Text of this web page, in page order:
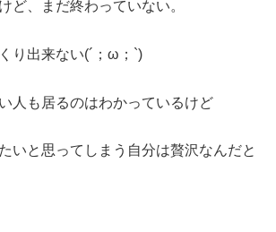
ど、まだ終わっていない。
り出来ない(´；ω；`)
人も居るのはわかっているけど
いと思ってしまう自分は贅沢なんだと